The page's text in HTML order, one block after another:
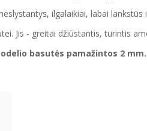
ilgalaikiai, labai lankstūs
Jis - greitai džiūstantis, turintis
basutės pamažintos 2 mm.